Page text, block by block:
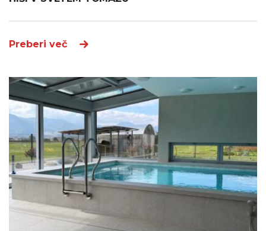
Preberi več